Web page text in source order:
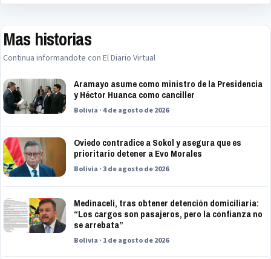
Mas historias
Continua informandote con El Diario Virtual
Aramayo asume como ministro de la Presidencia
y Héctor Huanca como canciller
Bolivia · 4 de agosto de 2026
Oviedo contradice a Sokol y asegura que es
prioritario detener a Evo Morales
Bolivia · 3 de agosto de 2026
Medinaceli, tras obtener detención domiciliaria:
“Los cargos son pasajeros, pero la confianza no
se arrebata”
Bolivia · 1 de agosto de 2026